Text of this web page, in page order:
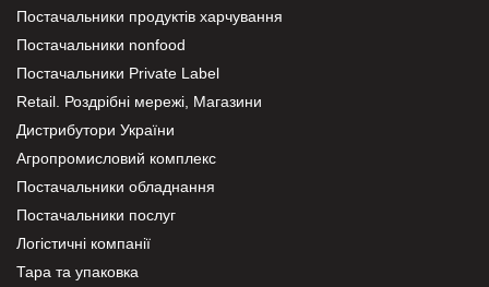
Постачальники продуктів харчування
Постачальники nonfood
Постачальники Private Label
Retail. Роздрібні мережі, Магазини
Дистрибутори України
Агропромисловий комплекс
Постачальники обладнання
Постачальники послуг
Логістичні компанії
Тара та упаковка